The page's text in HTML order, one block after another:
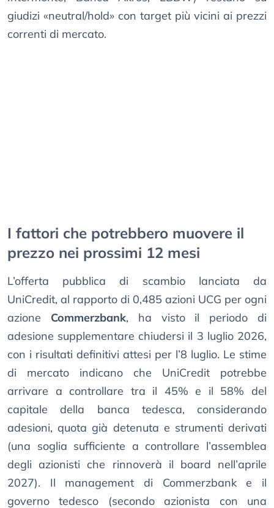
giudizi «neutral/hold» con target più vicini ai prezzi
correnti di mercato.
I fattori che potrebbero muovere il
prezzo nei prossimi 12 mesi
L’offerta pubblica di scambio lanciata da
UniCredit, al rapporto di 0,485 azioni UCG per ogni
azione Commerzbank, ha visto il periodo di
adesione supplementare chiudersi il 3 luglio 2026,
con i risultati definitivi attesi per l’8 luglio. Le stime
di mercato indicano che UniCredit potrebbe
arrivare a controllare tra il 45% e il 58% del
capitale della banca tedesca, considerando
adesioni, quota già detenuta e strumenti derivati
(una soglia sufficiente a controllare l’assemblea
degli azionisti che rinnoverà il board nell’aprile
2027). Il management di Commerzbank e il
governo tedesco (secondo azionista con una